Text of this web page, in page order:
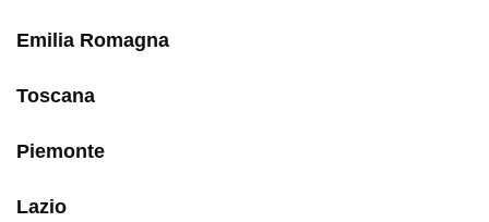
Emilia Romagna
Toscana
Piemonte
Lazio